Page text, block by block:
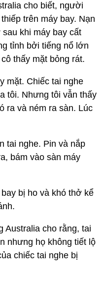
cho biết, người
trên máy bay. Nạn
khi máy bay cất
tỉnh bởi tiếng nổ lớn
thấy mặt bỏng rát.
mặt. Chiếc tai nghe
tôi. Nhưng tôi vẫn thấy
ra và ném ra sàn. Lúc
tai nghe. Pin và nắp
bám vào sàn máy
bị ho và khó thở kể
Australia cho rằng, tai
nhưng họ không tiết lộ
chiếc tai nghe bị